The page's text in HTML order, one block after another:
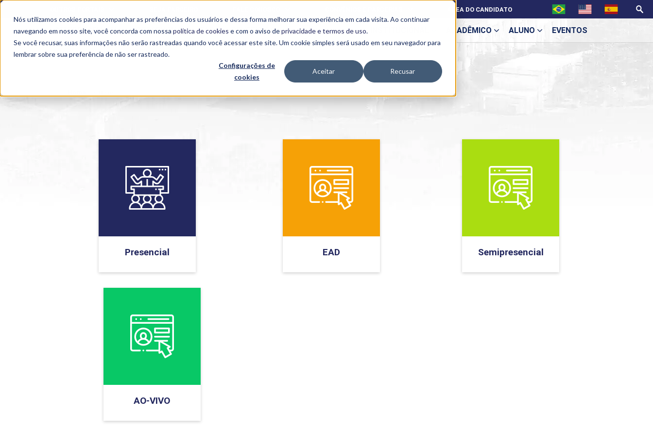
Nós utilizamos cookies para acompanhar as preferências dos usuários e dessa forma melhorar sua experiência em cada visita. Ao continuar
navegando em nosso site, você concorda com nossa política de cookies e com o aviso deprivacidade e termos de uso.
Se você recusar, suas informações não serão rastreadas quando você acessar este site. Um cookie simples será usado em seu navegador para
lembrar sobre sua preferência de não ser rastreado.
Configurações de
cookies
Aceitar Recusar
SEMIPRESENCIAL PRESENCIAL EAD BENEFÍCIOS ACADÊMICO
Acadêmicos
Extensão
MPHU
ALUNO EVENTOS
ÁREA DO CANDIDATO
Presencial EAD Semipresencial
AO-VIVO